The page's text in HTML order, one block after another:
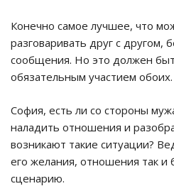
Конечно самое лучшее, что
разговаривать друг с другом,
сообщения. Но это должен
обязательным участием обоих.
София, есть ли со стороны
наладить отношения и
возникают такие ситуации?
его желания, отношения так и
сценарию.